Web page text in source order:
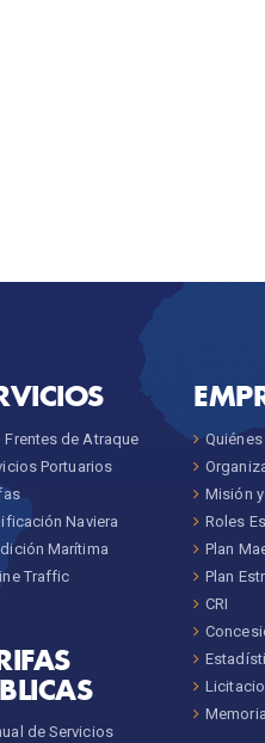
Frentes de Atraque
Portuarios
Naviera
Marítima
Traffic
de Servicios
Misión
Roles
Plan
Plan
CRI